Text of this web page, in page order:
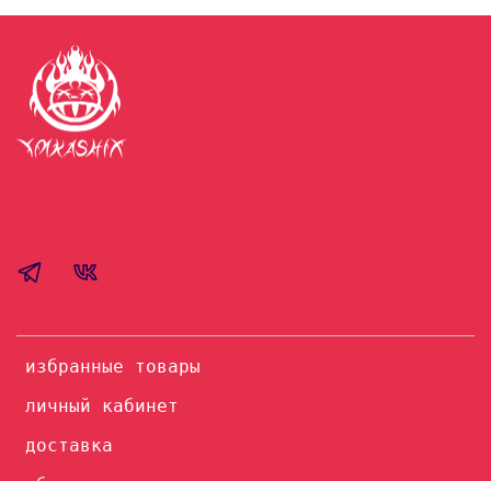
избранные товары
личный кабинет
доставка